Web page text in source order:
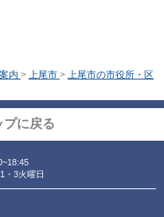
内 > 上尾市 > 上尾市の市役所・区
プに戻る
・3火曜日